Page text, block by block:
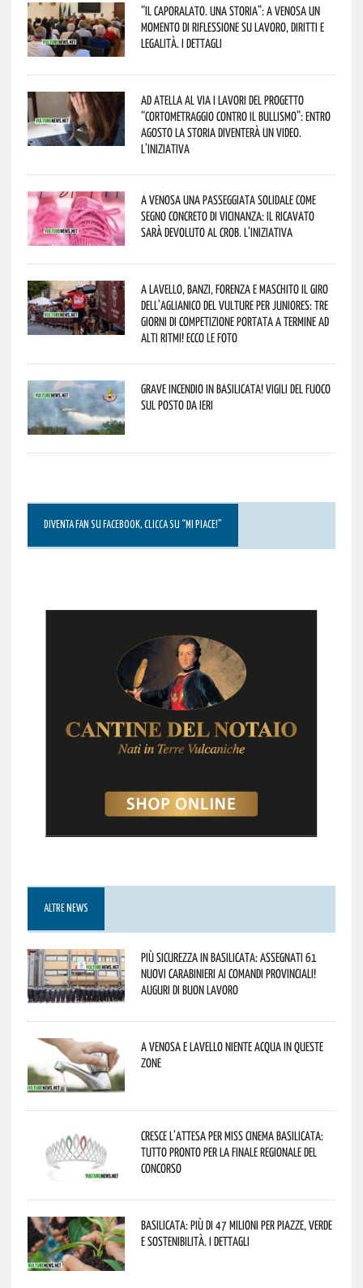
“Il caporalato. Una storia”: a Venosa un
momento di riflessione su lavoro, diritti e
legalità. I dettagli
Ad Atella al via i lavori del progetto
“Cortometraggio contro il bullismo”: entro
agosto la storia diventerà un video.
L’iniziativa
A Venosa una passeggiata solidale come
segno concreto di vicinanza: il ricavato
sarà devoluto al CROB. L’iniziativa
A Lavello, Banzi, Forenza e Maschito il Giro
dell’Aglianico del Vulture per juniores: tre
giorni di competizione portata a termine ad
alti ritmi! Ecco le foto
Grave incendio in Basilicata! Vigili del fuoco
sul posto da ieri
DIVENTA FAN SU FACEBOOK, CLICCA SU “MI PIACE!”
ALTRE NEWS
Più sicurezza in Basilicata: assegnati 61
nuovi Carabinieri ai Comandi provinciali!
Auguri di buon lavoro
A Venosa e Lavello niente acqua in queste
zone
Cresce l’attesa per Miss Cinema Basilicata:
tutto pronto per la finale regionale del
concorso
Basilicata: più di 47 milioni per piazze, verde
e sostenibilità. I dettagli